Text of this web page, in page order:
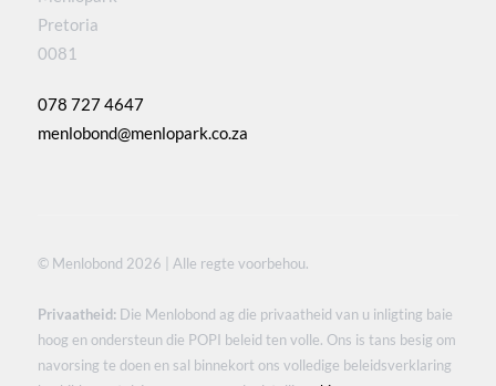
Pretoria
0081
078 727 4647
menlobond@menlopark.co.za
© Menlobond 2026 | Alle regte voorbehou.
Privaatheid:Die Menlobond ag die privaatheid van u inligting baie
hoog en ondersteun die POPI beleid ten volle. Ons is tans besig om
navorsing te doen en sal binnekort ons volledige beleidsverklaring